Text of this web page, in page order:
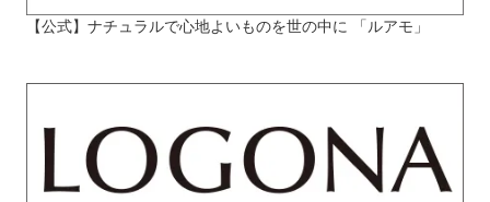
【公式】ナチュラルで心地よいものを世の中に 「ルアモ」